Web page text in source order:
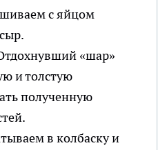
«шар»
и толстую
полученную